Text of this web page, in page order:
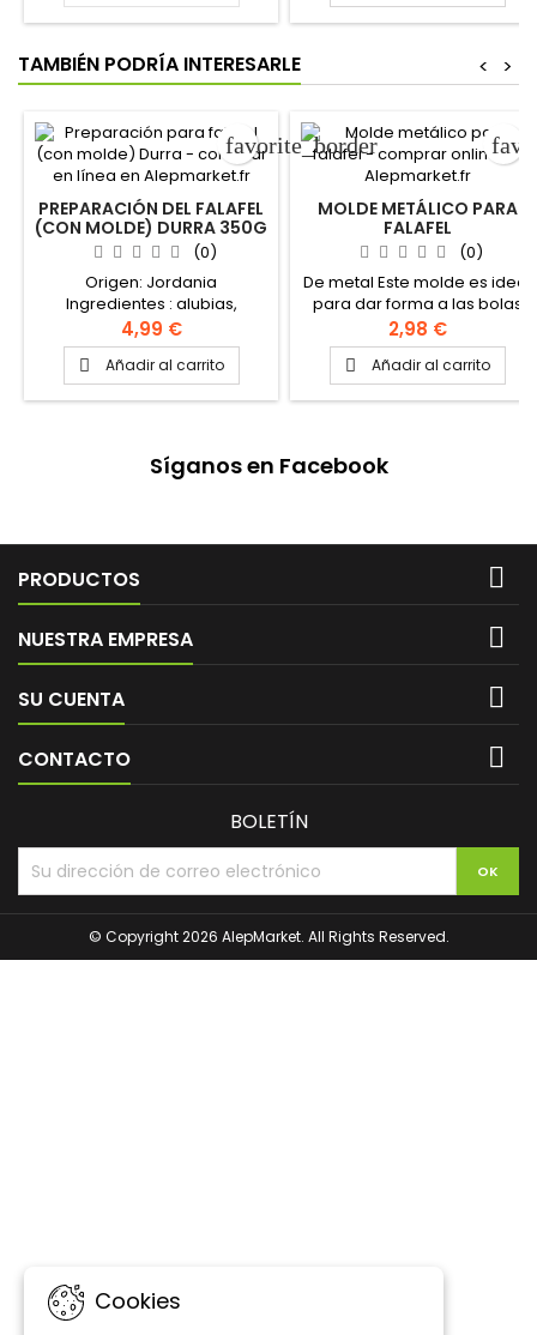
TAMBIÉN PODRÍA INTERESARLE >
<
PREPARACIÓN DEL FALAFEL
(CON MOLDE) DURRA 350G
(0)
Origen: Jordania
Ingredientes : alubias,
garbanzos, sal, bicarbonato
sódico, ajo, cilantro, especias
4,99 €
 Añadir al carrito
favorite_border
MOLDE METÁLICO PARA
FALAFEL
(0)
De metal Este molde es ideal
para dar forma a las bolas
de falafel.
2,98 €
 Añadir al carrito
Síganos en Facebook
PRODUCTOS 
NUESTRA EMPRESA 
SU CUENTA 
CONTACTO 
Cookies
BOLETÍN
© Copyright 2026 AlepMarket. All Rights Reserved.